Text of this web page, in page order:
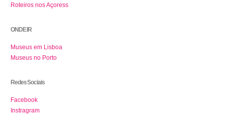
Roteiros nos Açoress
ONDE IR
Museus em Lisboa
Museus no Porto
Redes Sociais
Facebook
Instragram